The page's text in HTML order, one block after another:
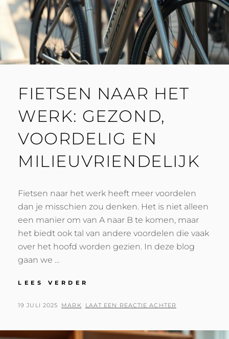
FIETSEN NAAR HET
WERK: GEZOND,
VOORDELIG EN
MILIEUVRIENDELIJK
Fietsen naar het werk heeft meer voordelen
dan je misschien zou denken. Het is niet alleen
een manier om van A naar B te komen, maar
het biedt ook tal van andere voordelen die vaak
over het hoofd worden gezien. In deze blog
gaan we …
LEES VERDER
HET
VOORDELIG
GEPLAATST
19 JULI 2025 BY
MARK LAAT EEN REACTIE ACHTER